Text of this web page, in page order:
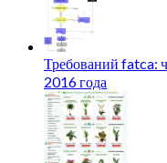
Требований fatca:
2016 года